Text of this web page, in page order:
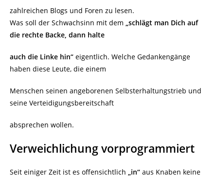
zahlreichen Blogs und Foren zu lesen.
Was soll der Schwachsinn mit dem „schlägt man Dich auf
die rechte Backe, dann halte
auch die Linke hin“ eigentlich. Welche Gedankengänge
haben diese Leute, die einem
Menschen seinen angeborenen Selbsterhaltungstrieb und
seine Verteidigungsbereitschaft
absprechen wollen.
Verweichlichung vorprogrammiert
Seit einiger Zeit ist es offensichtlich „in“ aus Knaben keine